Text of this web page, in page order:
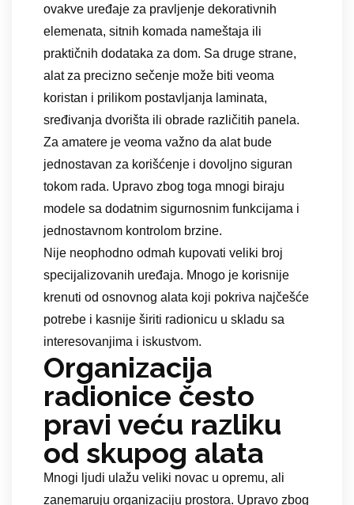
ovakve uređaje za pravljenje dekorativnih
elemenata, sitnih komada nameštaja ili
praktičnih dodataka za dom. Sa druge strane,
alat za precizno sečenje može biti veoma
koristan i prilikom postavljanja laminata,
sređivanja dvorišta ili obrade različitih panela.
Za amatere je veoma važno da alat bude
jednostavan za korišćenje i dovoljno siguran
tokom rada. Upravo zbog toga mnogi biraju
modele sa dodatnim sigurnosnim funkcijama i
jednostavnom kontrolom brzine.
Nije neophodno odmah kupovati veliki broj
specijalizovanih uređaja. Mnogo je korisnije
krenuti od osnovnog alata koji pokriva najčešće
potrebe i kasnije širiti radionicu u skladu sa
interesovanjima i iskustvom.
Organizacija
radionice često
pravi veću razliku
od skupog alata
Mnogi ljudi ulažu veliki novac u opremu, ali
zanemaruju organizaciju prostora. Upravo zbog